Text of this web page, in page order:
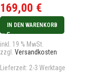
169,00 €
IN DEN WARENKORB
inkl. 19 % MwSt.
zzgl. Versandkosten
Lieferzeit: 2-3 Werktage